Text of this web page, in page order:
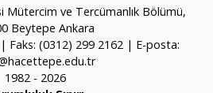
Mütercim ve Tercümanlık Bölümü,
Beytepe Ankara
Faks: (0312) 299 2162 | E-posta:
1982 - 2026